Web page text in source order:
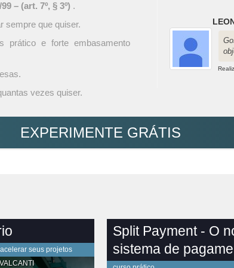
– (art. 7º, § 3º) .
sempre que quiser.
prático e forte embasamento
vezes quiser.
EXPERIMENTE GRÁTIS
seus projetos
Split Payment - O
sistema de